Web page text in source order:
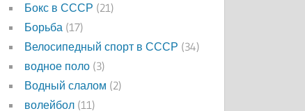
Бокс в СССР (21)
Борьба (17)
Велосипедный спорт в СССР (34)
водное поло (3)
Водный слалом (2)
волейбол (11)